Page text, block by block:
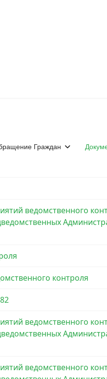
Граждан
ведомственного
контроля
ведомственного
ведомственного